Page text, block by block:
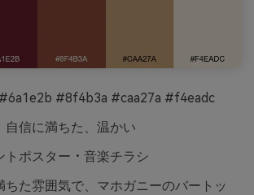
#8f4b3a #caa27a #f4eadc
自信に満ちた、温かい
トポスター・音楽チラシ
ちた雰囲気で、マホガニーのバートッ